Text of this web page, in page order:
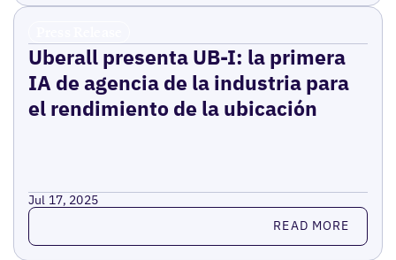
Uberall presenta UB-I: la primera
IA de agencia de la industria para
el rendimiento de la ubicación
Jul 17, 2025
Read more READ MORE